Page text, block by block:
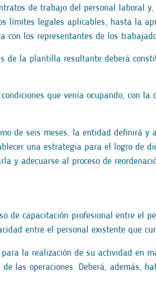
de trabajo del personal laboral
legales aplicables, hasta la
con los representantes de los
de la plantilla resultante deberá
que venía ocupando, con
de seis meses, la entidad definirá y
una estrategia para el logro de
y adecuarse al proceso de
de capacitación profesional entre el
entre el personal existente que
la realización de su actividad en
las operaciones. Deberá, además,